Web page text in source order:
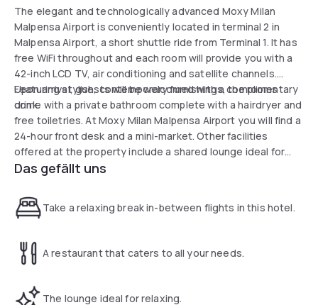
The elegant and technologically advanced Moxy Milan
Malpensa Airport is conveniently located in terminal 2 in
Malpensa Airport, a short shuttle ride from Terminal 1. It has
free WiFi throughout and each room will provide you with a
42-inch LCD TV, air conditioning and satellite channels.
Upon arrival, guests will be welcomed with a complimentary
drink.
Featuring stylish, contemporary furnishings, the rooms
come with a private bathroom complete with a hairdryer and
free toiletries. At Moxy Milan Malpensa Airport you will find a
24-hour front desk and a mini-market. Other facilities
offered at the property include a shared lounge ideal for
relaxing. The Rho FieraMilano exhibition centre is within 38
Das gefällt uns
Take a relaxing break in-between flights in this hotel.
A restaurant that caters to all your needs.
The lounge ideal for relaxing.